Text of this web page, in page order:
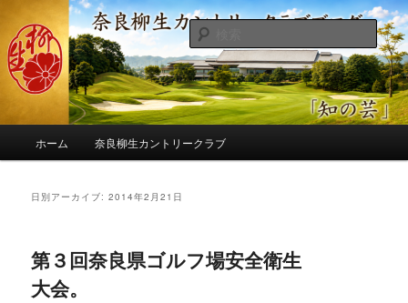
ン
コ
ン
へ
コ
ン
ツ
移
奈良柳生カントリークラブ総支配人
ブログ
季節の話題、クラブの出来事、コースの改修・更新作業、ゴルフに関する随
筆、喜怒哀楽などを気まぐれに発信します。
検
索
ホーム 奈良柳生カントリークラブ
日別アーカイブ:2014年2月21日
第３回奈良県ゴルフ場安全衛生
大会。